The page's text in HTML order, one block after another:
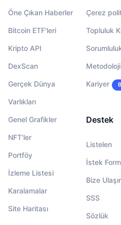
Öne Çıkan Haberler
Bitcoin ETF'leri
Kripto API
DexScan
Gerçek Dünya
Varlıkları
Genel Grafikler
NFT'ler
Portföy
İzleme Listesi
Karalamalar
Site Haritası
Çerez
Topluluk
Metodoloji
Kariyer
Destek
Listelen
İstek
Bize
SSS
Sözlük